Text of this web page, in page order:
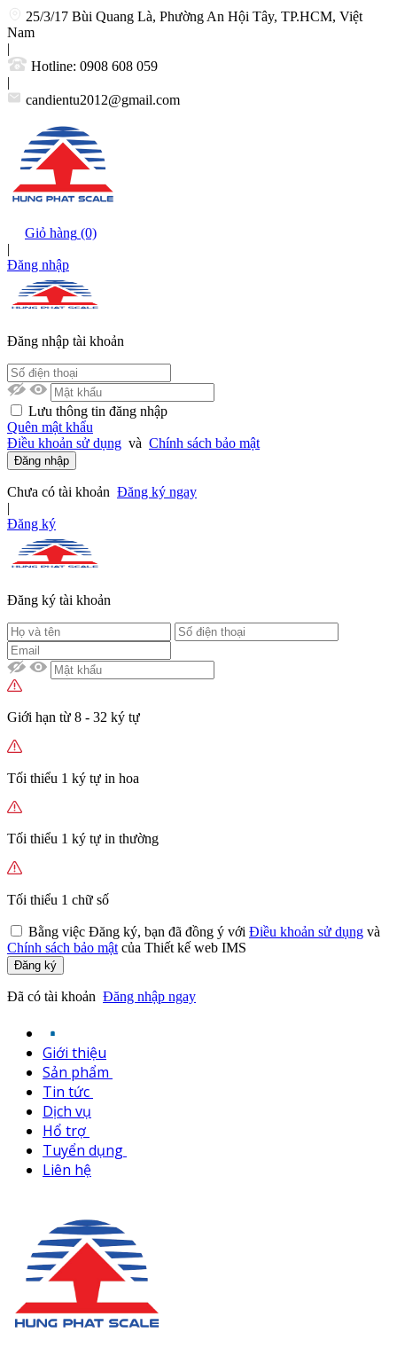
25/3/17 Bùi Quang Là, Phường An Hội Tây, TP.HCM, Việt
Nam
|
Hotline: 0908 608 059
|
candientu2012@gmail.com
Giỏ hàng (0)
|
Đăng nhập
Đăng nhập tài khoản
Lưu thông tin đăng nhập
Quên mật khẩu
Điều khoản sử dụng và Chính sách bảo mật
Đăng nhập
Chưa có tài khoản Đăng ký ngay
|
Đăng ký
Đăng ký tài khoản
Giới hạn từ 8 - 32 ký tự
Tối thiểu 1 ký tự in hoa
Tối thiểu 1 ký tự in thường
Tối thiểu 1 chữ số
Bằng việc Đăng ký, bạn đã đồng ý với Điều khoản sử dụng và
Chính sách bảo mật của Thiết kế web IMS
Đăng ký
Đã có tài khoản Đăng nhập ngay
Giới thiệu
Sản phẩm
Tin tức
Dịch vụ
Hổ trợ
Tuyển dụng
Liên hệ